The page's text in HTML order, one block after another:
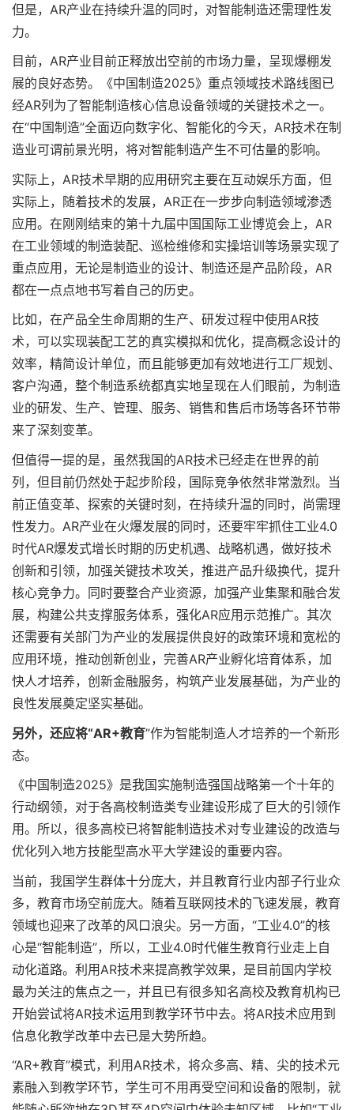
但是，AR产业在持续升温的同时，对智能制造还需理性发
力。
目前，AR产业目前正释放出空前的市场力量，呈现爆棚发
展的良好态势。《中国制造2025》重点领域技术路线图已
经AR列为了智能制造核心信息设备领域的关键技术之一。
在“中国制造”全面迈向数字化、智能化的今天，AR技术在制
造业可谓前景光明，将对智能制造产生不可估量的影响。
实际上，AR技术早期的应用研究主要在互动娱乐方面，但
实际上，随着技术的发展，AR正在一步步向制造领域渗透
应用。在刚刚结束的第十九届中国国际工业博览会上，AR
在工业领域的制造装配、巡检维修和实操培训等场景实现了
重点应用，无论是制造业的设计、制造还是产品阶段，AR
都在一点点地书写着自己的历史。
比如，在产品全生命周期的生产、研发过程中使用AR技
术，可以实现装配工艺的真实模拟和优化，提高概念设计的
效率，精简设计单位，而且能够更加有效地进行工厂规划、
客户沟通，整个制造系统都真实地呈现在人们眼前，为制造
业的研发、生产、管理、服务、销售和售后市场等各环节带
来了深刻变革。
但值得一提的是，虽然我国的AR技术已经走在世界的前
列，但目前仍然处于起步阶段，国际竞争依然非常激烈。当
前正值变革、探索的关键时刻，在持续升温的同时，尚需理
性发力。AR产业在火爆发展的同时，还要牢牢抓住工业4.0
时代AR爆发式增长时期的历史机遇、战略机遇，做好技术
创新和引领，加强关键技术攻关，推进产品升级换代，提升
核心竞争力。同时要整合产业资源，加强产业集聚和融合发
展，构建公共支撑服务体系，强化AR应用示范推广。其次
还需要有关部门为产业的发展提供良好的政策环境和宽松的
应用环境，推动创新创业，完善AR产业孵化培育体系，加
快人才培养，创新金融服务，构筑产业发展基础，为产业的
良性发展奠定坚实基础。
另外，还应将“AR+教育”作为智能制造人才培养的一个新形
态。
《中国制造2025》是我国实施制造强国战略第一个十年的
行动纲领，对于各高校制造类专业建设形成了巨大的引领作
用。所以，很多高校已将智能制造技术对专业建设的改造与
优化列入地方技能型高水平大学建设的重要内容。
当前，我国学生群体十分庞大，并且教育行业内部子行业众
多，教育市场空前庞大。随着互联网技术的飞速发展，教育
领域也迎来了改革的风口浪尖。另一方面，“工业4.0”的核
心是“智能制造”，所以，工业4.0时代催生教育行业走上自
动化道路。利用AR技术来提高教学效果，是目前国内学校
最为关注的焦点之一，并且已有很多知名高校及教育机构已
开始尝试将AR技术运用到教学环节中去。将AR技术应用到
信息化教学改革中去已是大势所趋。
“AR+教育”模式，利用AR技术，将众多高、精、尖的技术元
素融入到教学环节，学生可不用再受空间和设备的限制，就